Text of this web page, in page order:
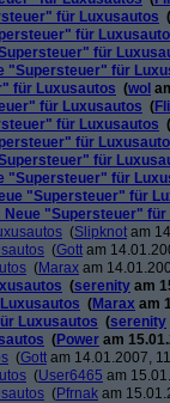
für Luxusautos (
für
für
"Supersteuer" für
für Luxusautos (wol
für Luxusautos (
für Luxusautos (
für
für
"Supersteuer" für
"Supersteuer" für
Neue "Supersteuer"
(Slipknot am
(Gott am
(Marax am
(serenity am
(Marax am
Luxusautos (serenity
(Power am
(Gott am 14.01.2007,
(User6465 am
(Pfrnak am